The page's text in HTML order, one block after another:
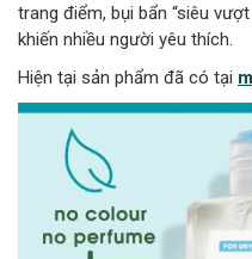
trang điểm, bụi bẩn “siêu
khiến nhiều người yêu thích.
Hiện tại sản phẩm đã có tại